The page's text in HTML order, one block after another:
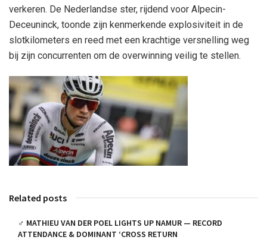
verkeren. De Nederlandse ster, rijdend voor Alpecin-
Deceuninck, toonde zijn kenmerkende explosiviteit in de
slotkilometers en reed met een krachtige versnelling weg
bij zijn concurrenten om de overwinning veilig te stellen.
Related posts
‍♂️ MATHIEU VAN DER POEL LIGHTS UP NAMUR — RECORD
ATTENDANCE & DOMINANT ‘CROSS RETURN